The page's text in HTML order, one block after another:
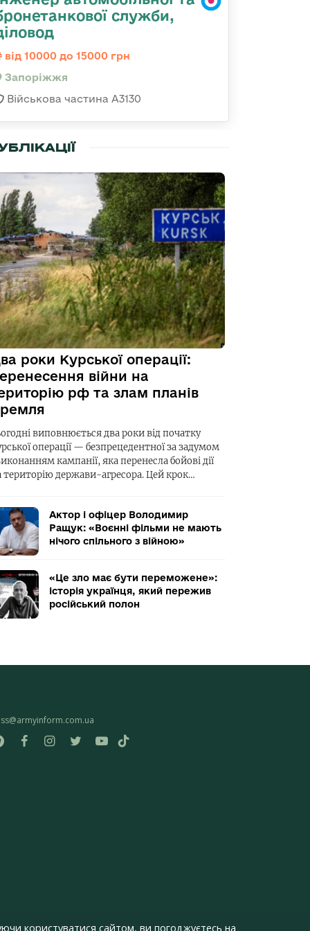
служби,
від 10000 до 15000 грн
Запоріжжя
Військова частина А3130
роки Курської операції:
війни на
рф та злам планів
виповнюється два роки від початку
операції — безпрецедентної за задумом
кампанії, яка перенесла бойові дії
територію держави-агресора. Цей крок…
Актор і офіцер Володимир
Ращук: «Воєнні фільми не мають
нічого спільного з війною»
«Це зло має бути переможене»:
історія українця, який пережив
російський полон
користуватися сайтом, ви погоджуєтесь на